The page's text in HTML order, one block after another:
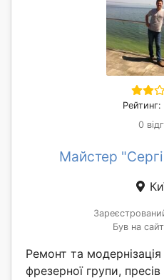
0
Майстер
Був на
Ремонт та
фрезерної групи, пресів